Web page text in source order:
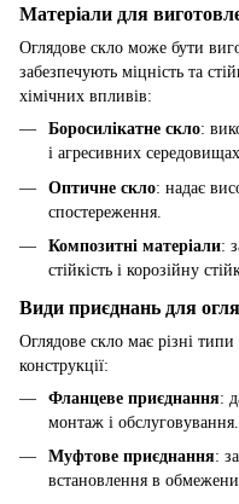
Матеріали для
Оглядове скло може бути
забезпечують міцність та
хімічних впливів:
Боросилікатне скло:
і агресивних
Оптичне скло: надає
спостереження.
Композитні матеріали:
стійкість і корозійну
Види приєднань для
Оглядове скло має різні
конструкції:
Фланцеве приєднання:
монтаж і обслуговування.
Муфтове приєднання:
встановлення в